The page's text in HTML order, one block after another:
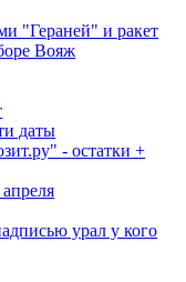
"Гераней" и ракет
Вояж
даты
- остатки +
урал у кого